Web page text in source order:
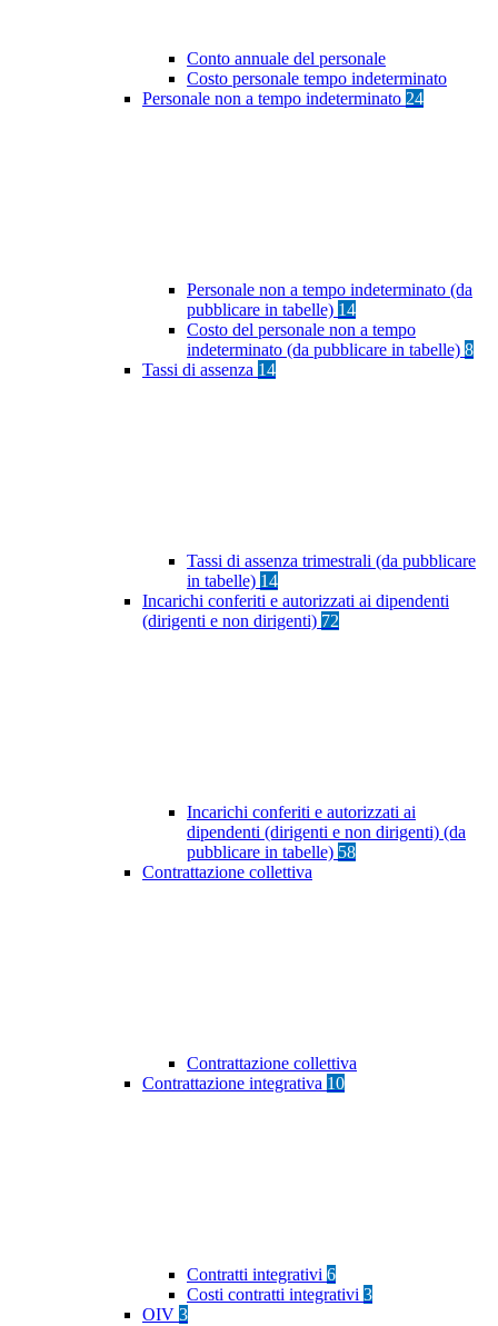
Conto annuale del personale
Costo personale tempo indeterminato
Personale non a tempo indeterminato 24
Personale non a tempo indeterminato (da
pubblicare in tabelle) 14
Costo del personale non a tempo
indeterminato (da pubblicare in tabelle) 8
Tassi di assenza 14
Tassi di assenza trimestrali (da pubblicare
in tabelle) 14
Incarichi conferiti e autorizzati ai dipendenti
(dirigenti e non dirigenti) 72
Incarichi conferiti e autorizzati ai
dipendenti (dirigenti e non dirigenti) (da
pubblicare in tabelle) 58
Contrattazione collettiva
Contrattazione collettiva
Contrattazione integrativa 10
Contratti integrativi 6
Costi contratti integrativi 3
OIV 3